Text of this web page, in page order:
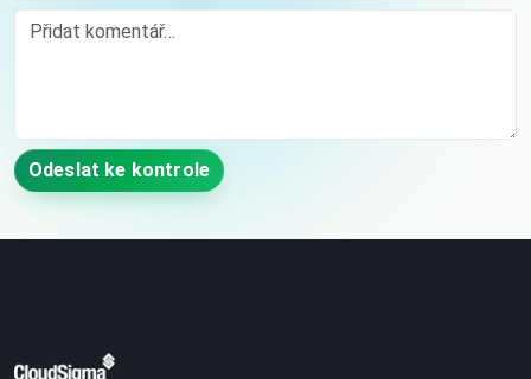
Comment
Odeslat ke kontrole